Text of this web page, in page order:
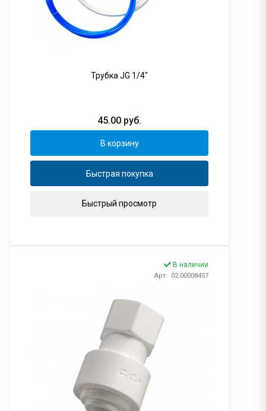
Трубка JG 1/4"
45.00 руб.
В корзину
Быстрая покупка
Быстрый просмотр
В наличии
Арт.: 02.00008457